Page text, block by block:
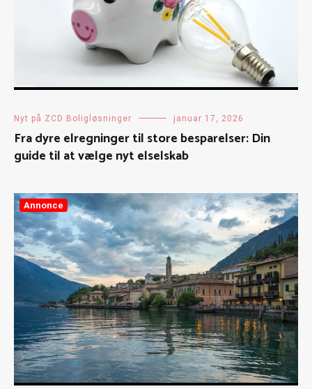
Nyt på ZCD Boligløsninger januar 17, 2026
Fra dyre elregninger til store besparelser: Din
guide til at vælge nyt elselskab
Annonce